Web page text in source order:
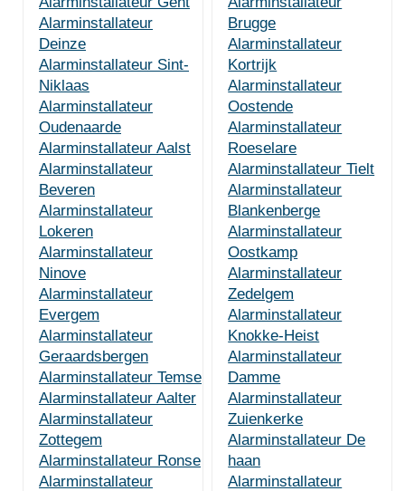
Alarminstallateur
Deinze
Alarminstallateur Sint-
Niklaas
Alarminstallateur
Oudenaarde
Alarminstallateur Aalst
Alarminstallateur
Beveren
Alarminstallateur
Lokeren
Alarminstallateur
Ninove
Alarminstallateur
Evergem
Alarminstallateur
Geraardsbergen
Alarminstallateur Temse
Alarminstallateur Aalter
Alarminstallateur
Zottegem
Alarminstallateur Ronse
Alarminstallateur
Brugge
Alarminstallateur
Kortrijk
Alarminstallateur
Oostende
Alarminstallateur
Roeselare
Alarminstallateur Tielt
Alarminstallateur
Blankenberge
Alarminstallateur
Oostkamp
Alarminstallateur
Zedelgem
Alarminstallateur
Knokke-Heist
Alarminstallateur
Damme
Alarminstallateur
Zuienkerke
Alarminstallateur De
haan
Alarminstallateur